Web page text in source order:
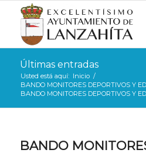
Últimas entradas
Usted está aquí: Inicio /
BANDO MONITORES DEPORTIVOS Y
BANDO MONITORES DEPORTIVOS Y
BANDO